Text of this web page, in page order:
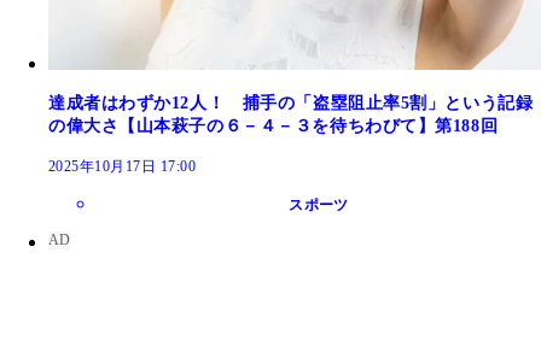
達成者はわずか12人！ 捕手の「盗塁阻止率5割」という記録
の偉大さ【山本萩子の６－４－３を待ちわびて】第188回
2025年10月17日 17:00
スポーツ